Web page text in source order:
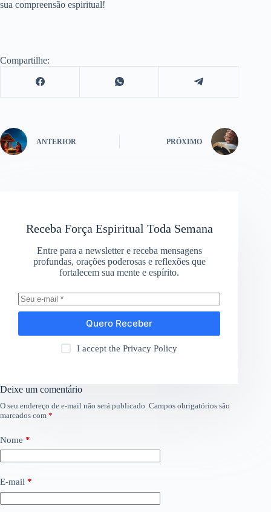
sua compreensão espiritual!
Compartilhe:
ANTERIOR PRÓXIMO
Receba Força Espiritual Toda Semana
Entre para a newsletter e receba mensagens
profundas, orações poderosas e reflexões que
fortalecem sua mente e espírito.
Quero Receber
I accept the Privacy Policy
Deixe um comentário
O seu endereço de e-mail não será publicado. Campos obrigatórios são
marcados com *
Nome *
E-mail *